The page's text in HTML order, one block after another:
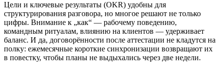
Цели и ключевые результаты (OKR) удобны для
структурирования разговора, но многое решают не только
цифры. Внимание к „как“ — рабочему поведению,
командным ритуалам, влиянию на клиентов — удерживает
баланс. И да, договорённости после аттестации не кладутся на
полку: ежемесячные короткие синхронизации возвращают их
в повестку, чтобы планы не выдыхались через две недели.